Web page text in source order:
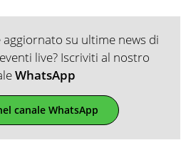
su ultime news di
live? Iscriviti al nostro
WhatsApp
canale WhatsApp